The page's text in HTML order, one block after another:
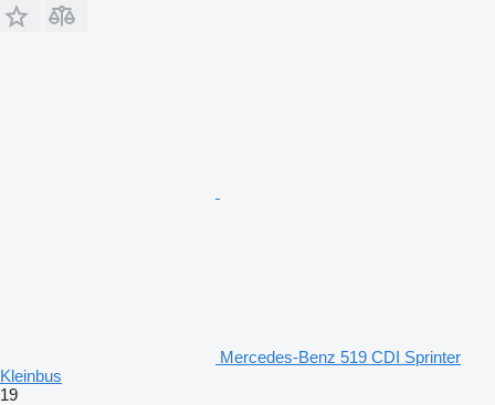
Mercedes-Benz 519 CDI Sprinter
Kleinbus
19